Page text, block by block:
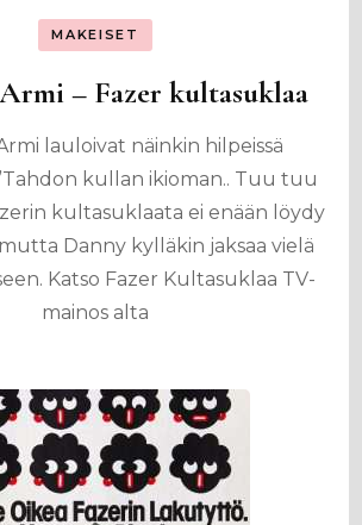
MAKEISET
– Fazer kultasuklaa
lauloivat näinkin hilpeissä
kullan ikioman.. Tuu tuu
kultasuklaata ei enään löydy
Danny kylläkin jaksaa vielä
Katso Fazer Kultasuklaa TV-
mainos alta